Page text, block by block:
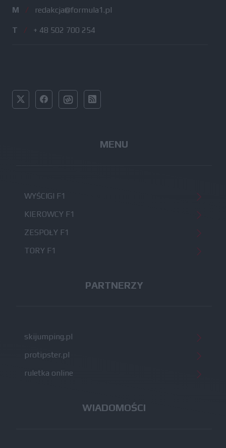
M / redakcja@formula1.pl
T / + 48 502 700 254
MENU
WYŚCIGI F1
KIEROWCY F1
ZESPOŁY F1
TORY F1
PARTNERZY
skijumping.pl
protipster.pl
ruletka online
WIADOMOŚCI